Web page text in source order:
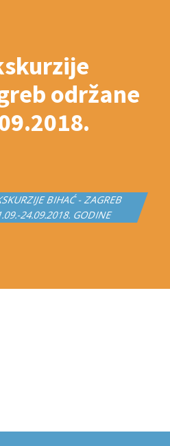
održane
BIHAĆ - ZAGREB
24.09.2018. GODINE